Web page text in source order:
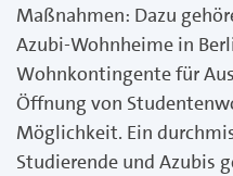
Maßnahmen: Dazu
Azubi-Wohnheime in
Wohnkontingente für
Öffnung von
Möglichkeit. Ein
Studierende und Azubis